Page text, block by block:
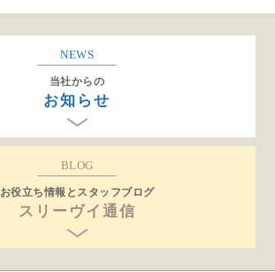
NEWS
当社からの
お知らせ
BLOG
お役立ち情報とスタッフブログ
スリーヴイ通信